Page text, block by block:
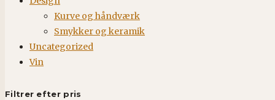
Kurve og håndværk
Smykker og keramik
Uncategorized
Vin
Filtrer efter pris